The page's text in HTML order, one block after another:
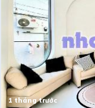
1 tháng trước